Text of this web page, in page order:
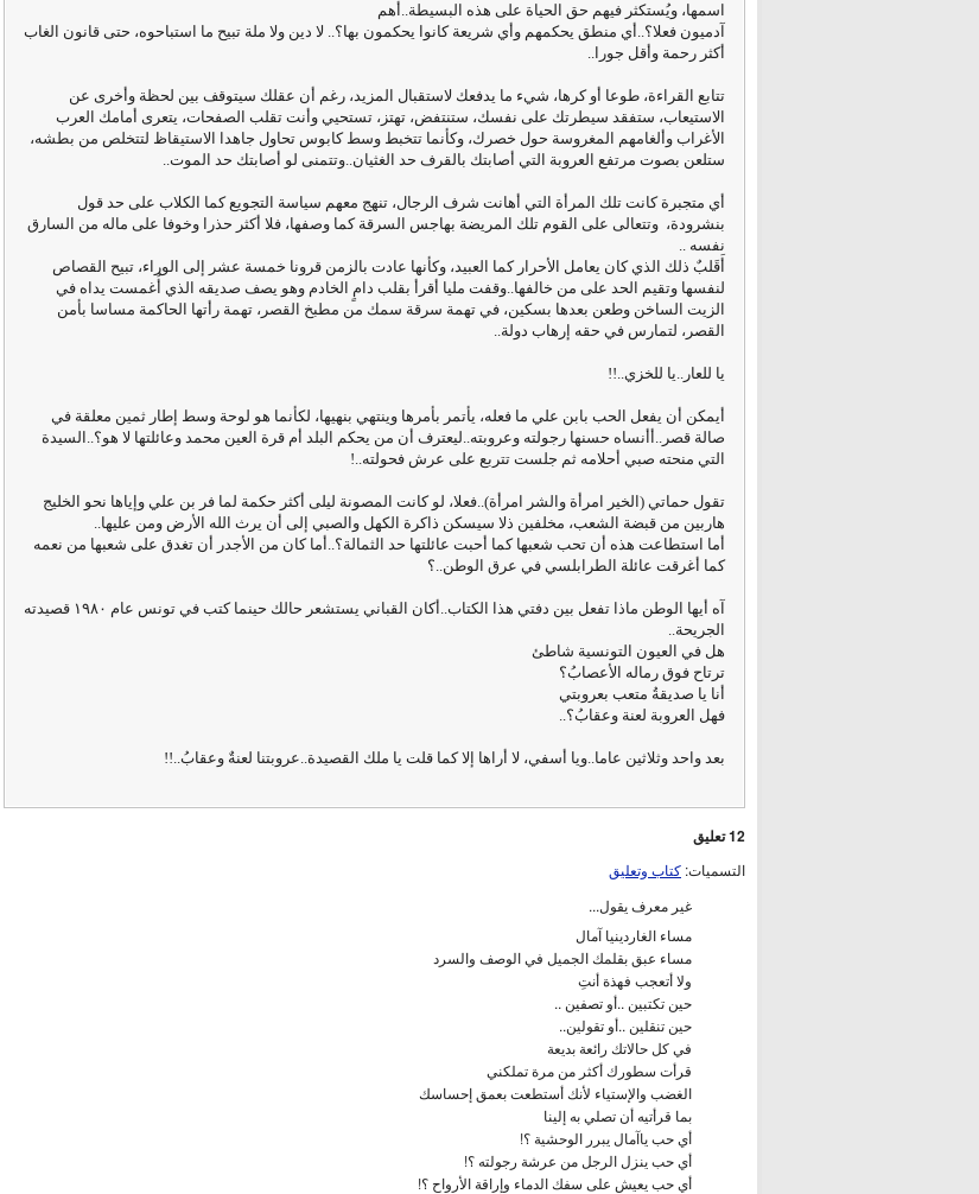
اسمها، ويُستكثر فيهم حق الحياة على هذه البسيطة..أهم
آدميون فعلا؟..أي منطق يحكمهم وأي شريعة كانوا يحكمون بها؟.. لا دين ولا ملة تبيح ما استباحوه، حتى قانون الغاب
أكثر رحمة وأقل جورا..
تتابع القراءة، طوعا أو كرها، شيء ما يدفعك لاستقبال المزيد، رغم أن عقلك سيتوقف بين لحظة وأخرى عن
الاستيعاب، ستفقد سيطرتك على نفسك، ستنتفض، تهتز، تستحيي وأنت تقلب الصفحات، يتعرى أمامك العرب
الأغراب وألغامهم المغروسة حول خصرك، وكأنما تتخبط وسط كابوس تحاول جاهدا الاستيقاظ لتتخلص من بطشه،
ستلعن بصوت مرتفع العروبة التي أصابتك بالقرف حد الغثيان..وتتمنى لو أصابتك حد الموت..
أي متجبرة كانت تلك المرأة التي أهانت شرف الرجال، تنهج معهم سياسة التجويع كما الكلاب على حد قول
بنشرودة، وتتعالى على القوم تلك المريضة بهاجس السرقة كما وصفها، فلا أكثر حذرا وخوفا على ماله من السارق
نفسه ..
أَقَلبٌ ذلك الذي كان يعامل الأحرار كما العبيد، وكأنها عادت بالزمن قرونا خمسة عشر إلى الوراء، تبيح القصاص
لنفسها وتقيم الحد على من خالفها..وقفت مليا أقرأ بقلب دامٍ الخادم وهو يصف صديقه الذي أُغمست يداه في
الزيت الساخن وطعن بعدها بسكين، في تهمة سرقة سمك من مطبخ القصر، تهمة رأتها الحاكمة مساسا بأمن
القصر، لتمارس في حقه إرهاب دولة..
يا للعار..يا للخزي..!!
أيمكن أن يفعل الحب بابن علي ما فعله، يأتمر بأمرها وينتهي بنهيها، لكأنما هو لوحة وسط إطار ثمين معلقة في
صالة قصر..أأنساه حسنها رجولته وعروبته..ليعترف أن من يحكم البلد أم قرة العين محمد وعائلتها لا هو؟..السيدة
التي منحته صبي أحلامه ثم جلست تتربع على عرش فحولته..!
تقول حماتي (الخير امرأة والشر امرأة)..فعلا، لو كانت المصونة ليلى أكثر حكمة لما فر بن علي وإياها نحو الخليج
هاربين من قبضة الشعب، مخلفين ذلا سيسكن ذاكرة الكهل والصبي إلى أن يرث الله الأرض ومن عليها..
أما استطاعت هذه أن تحب شعبها كما أحبت عائلتها حد الثمالة؟..أما كان من الأجدر أن تغدق على شعبها من نعمه
كما أغرقت عائلة الطرابلسي في عرق الوطن..؟
آه أيها الوطن ماذا تفعل بين دفتي هذا الكتاب..أكان القباني يستشعر حالك حينما كتب في تونس عام ١٩٨٠ قصيدته
الجريحة..
هل في العيون التونسية شاطئ
ترتاح فوق رماله الأعصابُ؟
أنا يا صديقةُ متعب بعروبتي
فهل العروبة لعنة وعقابُ؟..
بعد واحد وثلاثين عاما..ويا أسفي، لا أراها إلا كما قلت يا ملك القصيدة..عروبتنا لعنةٌ وعقابُ..!!
12 تعليق
التسميات: كتاب وتعليق
غير معرف يقول...
مساء الغاردينيا آمال
مساء عبق بقلمك الجميل في الوصف والسرد
ولا أتعجب فهذة أنتِ
حين تكتبين ..أو تصفين ..
حين تنقلين ..أو تقولين..
في كل حالاتك رائعة بديعة
قرأت سطورك أكثر من مرة تملكني
الغضب والإستياء لأنك أستطعت بعمق إحساسك
بما قرأتيه أن تصلي به إلينا
أي حب ياآمال يبرر الوحشية ؟!
أي حب ينزل الرجل من عرشة رجولته ؟!
أي حب يعيش على سفك الدماء وإراقة الأرواح ؟!